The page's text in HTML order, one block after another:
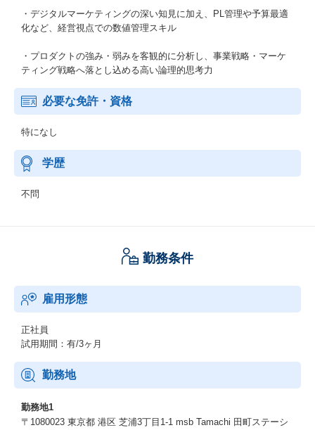
・デジタルマーケティングの深い知見に加え、PL管理や予算最適
化など、経営視点での数値管理スキル
・プロダクトの強み・弱みを客観的に分析し、事業戦略・マーケ
ティング戦略へ落とし込める高い論理的思考力
必要な免許・資格
特になし
学歴
不問
勤務条件
雇用形態
正社員
試用期間：有/3ヶ月
勤務地
勤務地1
〒1080023 東京都 港区 芝浦3丁目1-1 msb Tamachi 田町ステーシ